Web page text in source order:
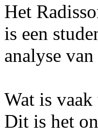
Het
is een
analyse
Wat is
Dit is het